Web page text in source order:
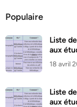
Populaire
Liste
aux
18 avril
Liste
aux